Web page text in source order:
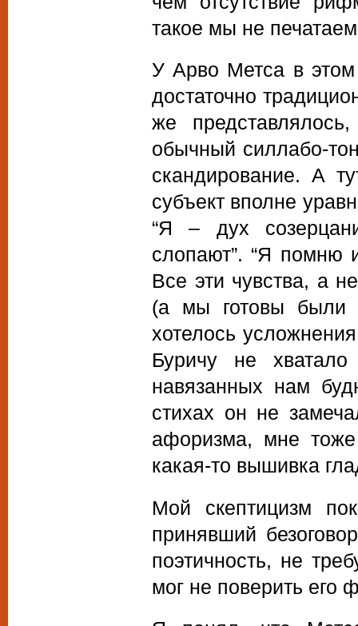
такое мы не
У Арво Метса в
достаточно
же
обычный силлабо-
скандирование. А
субъект вполне
“Я – дух
слопают”. “Я помню
Все эти чувства, а
(а мы готовы были
хотелось
Буричу не
навязанных нам
стихах он не
афоризма, мне тоже
какая-то вышивка
Мой скептицизм
принявший
поэтичность, не
мог не поверить его